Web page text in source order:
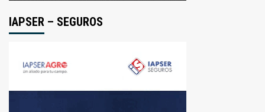
IAPSER – SEGUROS